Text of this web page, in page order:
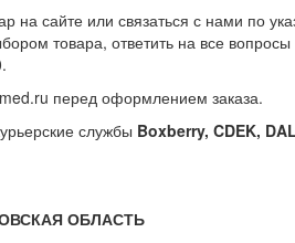
сайте или связаться с нами по
товара, ответить на все вопросы
перед оформлением заказа.
службы Boxberry, CDEK,
ОБЛАСТЬ